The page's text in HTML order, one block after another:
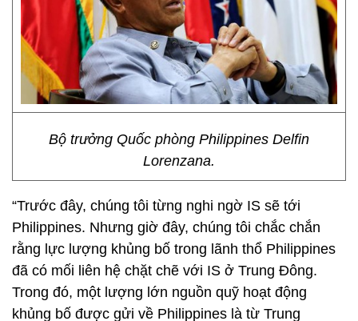
Bộ trưởng Quốc phòng Philippines Delfin
Lorenzana.
“Trước đây, chúng tôi từng nghi ngờ IS sẽ tới
Philippines. Nhưng giờ đây, chúng tôi chắc chắn
rằng lực lượng khủng bố trong lãnh thổ Philippines
đã có mối liên hệ chặt chẽ với IS ở Trung Đông.
Trong đó, một lượng lớn nguồn quỹ hoạt động
khủng bố được gửi về Philippines là từ Trung